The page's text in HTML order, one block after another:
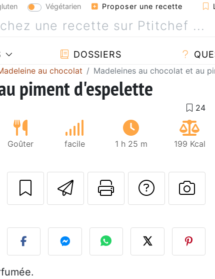
Végétarien Proposer une recette
DOSSIERS
au chocolat Madeleines au chocolat et au
piment d'espelette
Goûter facile 1 h 25 m 199 Kcal
Envoyer cette
ImprimerPoser